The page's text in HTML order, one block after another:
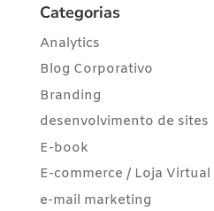
Categorias
Analytics
Blog Corporativo
Branding
desenvolvimento de sites
E-book
E-commerce / Loja Virtual
e-mail marketing